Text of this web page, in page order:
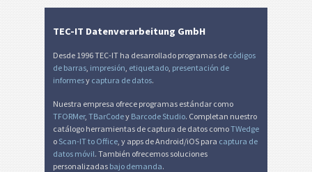
TEC-IT Datenverarbeitung GmbH
Desde 1996 TEC-IT ha desarrollado programas de códigos
de barras impresión etiquetado presentación de
informesy captura de datos.
Nuestra empresa ofrece programas estándar como
TFORMer, TBarCodey Barcode Studio. Completan nuestro
catálogo herramientas de captura de datos comoTWedge
o Scan-IT to Office , y apps de Android/iOS para captura de
datos móvil. También ofrecemos soluciones
personalizadas bajo demanda.